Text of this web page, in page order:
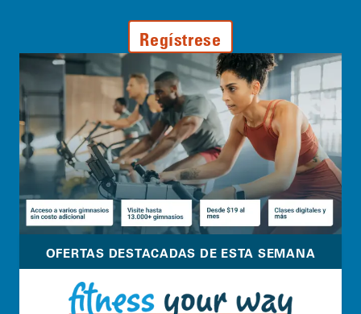
Regístrese
OFERTAS DESTACADAS DE ESTA SEMANA